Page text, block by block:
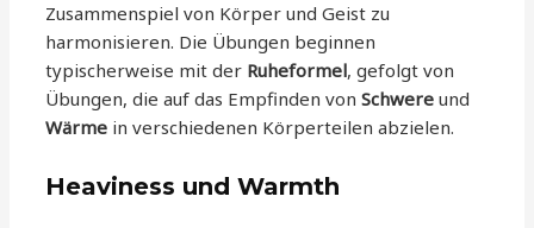
Zusammenspiel von Körper und Geist zu
harmonisieren. Die Übungen beginnen
typischerweise mit der Ruheformel, gefolgt von
Übungen, die auf das Empfinden vonSchwere und
Wärme in verschiedenen Körperteilen abzielen.
Heaviness und Warmth